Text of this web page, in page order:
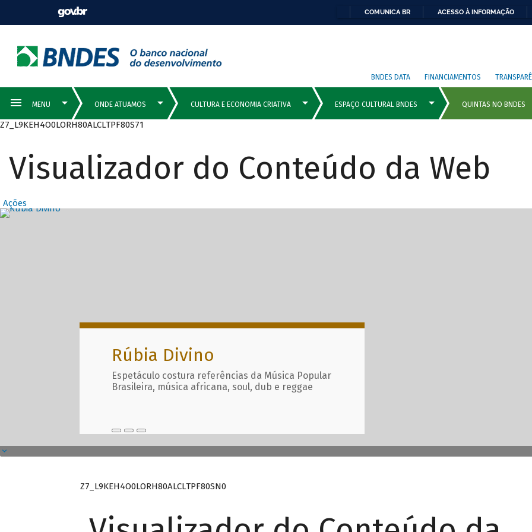
COMUNICA BR ACESSO À INFORMAÇÃO
BNDES DATA FINANCIAMENTOS
Z7_L9KEH4O0LORH80ALCLTPF80S71
Visualizador do Conteúdo da Web
Ações
Destaques Principais com
Rúbia Divino
Espetáculo costura referências da Música Popular
Brasileira, música africana, soul, dub e reggae
Z7_L9KEH4O0LORH80ALCLTPF80SN0